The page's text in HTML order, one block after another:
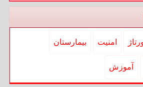
امنیت بیمارستان
آموزش